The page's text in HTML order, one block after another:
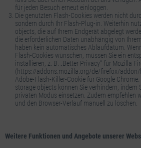
für jeden Besuch erneut einloggen.
Die genutzten Flash-Cookies werden nicht
sondern durch Ihr Flash-Plug-in. Weiterhin
objects, die auf Ihrem Endgerät abgelegt
die erforderlichen Daten unabhängig von
haben kein automatisches Ablaufdatum.
Flash-Cookies wünschen, müssen Sie ein
installieren, z. B. „Better Privacy“ für Mozilla
(https://addons.mozilla.org/de/firefox/addon/
Adobe-Flash-Killer-Cookie für Google
storage objects können Sie verhindern, indem
privaten Modus einsetzen. Zudem empfehlen
und den Browser-Verlauf manuell zu löschen.
Weitere Funktionen und Angebote unserer